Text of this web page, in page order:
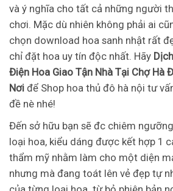
và ý nghĩa cho tất cả những người
chơi. Mặc dù nhiên không phải ai
chọn download hoa sanh nhật rất
chỉ đặt hoa uy tín độc nhất. Hãy
Điện Hoa Giao Tận Nhà Tại Chợ Hà
Nơi để Shop hoa thủ đô hà nội tư
đề nè nhé!
Đến sở hữu bạn sẽ đc chiêm
loại hoa, kiểu dáng được kết hợp 1
thẩm mỹ nhằm làm cho một diện
nhưng mà đang toát lên vẻ đẹp tự